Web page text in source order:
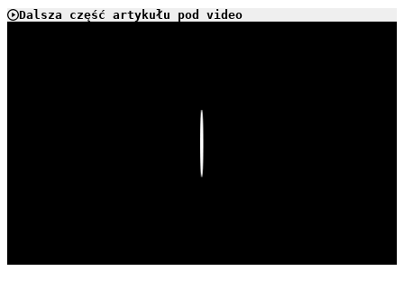
Dalsza część artykułu pod video